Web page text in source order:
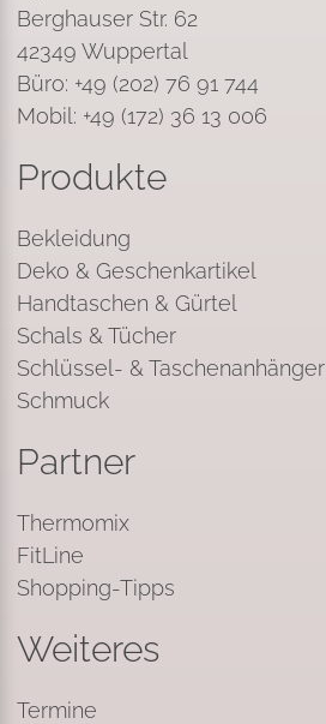
Berghauser Str. 62
42349 Wuppertal
Büro: +49 (202) 76 91 744
Mobil: +49 (172) 36 13 006
Produkte
Bekleidung
Deko & Geschenkartikel
Handtaschen & Gürtel
Schals & Tücher
Schlüssel- & Taschenanhänger
Schmuck
Partner
Thermomix
FitLine
Shopping-Tipps
Weiteres
Termine